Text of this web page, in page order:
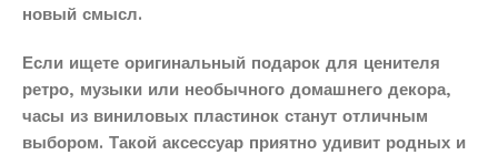
новый смысл.
Если ищете оригинальный подарок для ценителя
ретро, музыки или необычного домашнего декора,
часы из виниловых пластинок станут отличным
выбором. Такой аксессуар приятно удивит родных и